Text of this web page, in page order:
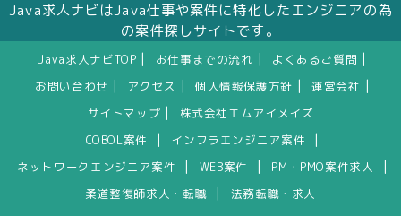
Java求人ナビはJava仕事や案件に特化したエンジニアの為
の案件探しサイトです。
Java求人ナビTOP お仕事までの流れ よくあるご質問
お問い合わせ アクセス 個人情報保護方針 運営会社
サイトマップ
株式会社エムアイメイズ
COBOL案件
インフラエンジニア案件
ネットワークエンジニア案件 WEB案件 PM・PMO案件求人
柔道整復師求人・転職 法務転職・求人